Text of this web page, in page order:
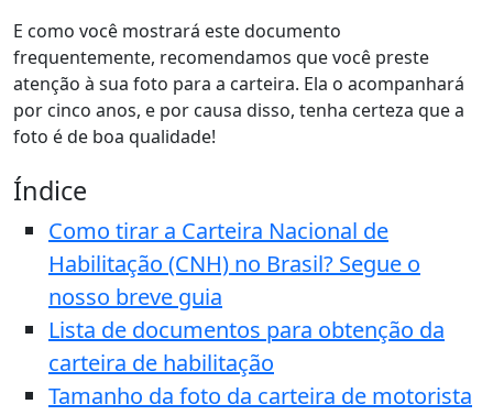
E como você mostrará este documento
frequentemente, recomendamos que você preste
atenção à sua foto para a carteira. Ela o acompanhará
por cinco anos, e por causa disso, tenha certeza que a
foto é de boa qualidade!
Índice
Como tirar a Carteira Nacional de
Habilitação (CNH) no Brasil? Segue o
nosso breve guia
Lista de documentos para obtenção da
carteira de habilitação
Tamanho da foto da carteira de motorista